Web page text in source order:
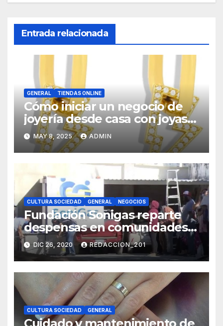
Entrada relacionada
GENERAL TIENDAS ONLINE
Cómo iniciar un negocio de
joyería desde casa con joyas
por mayor
MAY 8, 2025 ADMIN
CULTURA SOCIEDAD GENERAL NEGOCIOS
Fundación Sonigas reparte
despensas en comunidades
vulnerables
DIC 26, 2020 REDACCION_201
CULTURA SOCIEDAD GENERAL